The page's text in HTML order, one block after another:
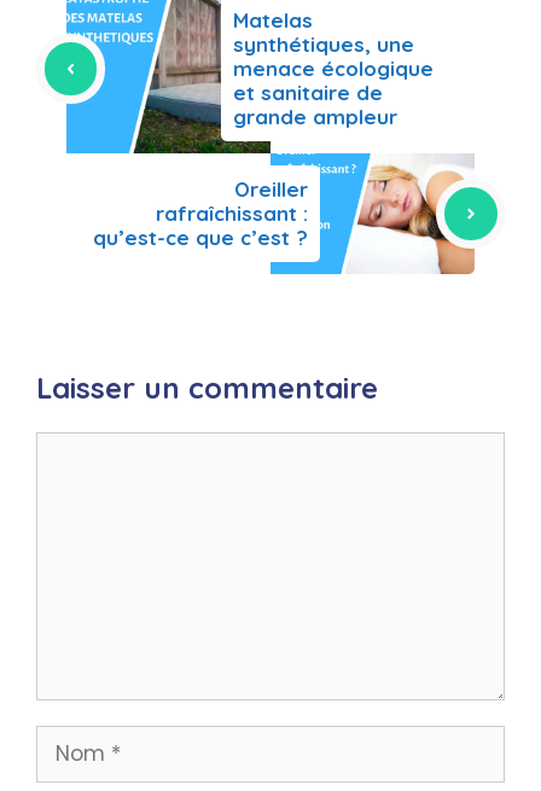
Matelas
synthétiques, une
menace écologique
et sanitaire de
grande ampleur
Oreiller
rafraîchissant :
qu’est-ce que c’est ?
Laisser un commentaire
Nom